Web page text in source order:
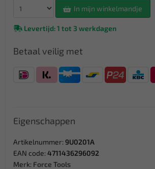
In mijn winkelmandje
Levertijd: 1 tot 3 werkdagen
Betaal veilig met
Eigenschappen
Artikelnummer: 9U0201A
EAN code: 4711436296092
Merk: Force Tools